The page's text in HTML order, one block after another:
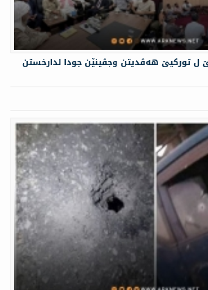
توركیێ هەڤدیتن وجڤینێن جودا لدارخستن